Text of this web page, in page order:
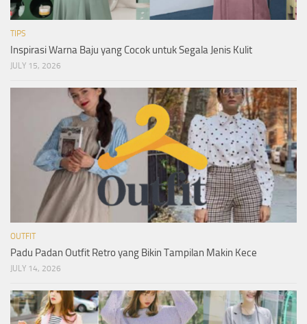
TIPS
Inspirasi Warna Baju yang Cocok untuk Segala Jenis Kulit
JULY 15, 2026
OUTFIT
Padu Padan Outfit Retro yang Bikin Tampilan Makin Kece
JULY 14, 2026